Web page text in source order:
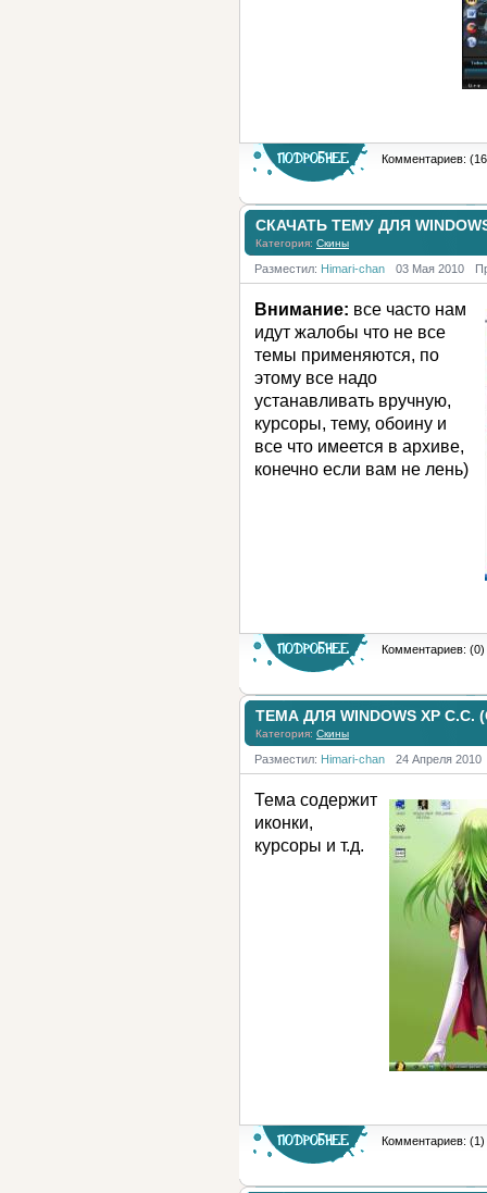
Комментариев:
СКАЧАТЬ ТЕМУ ДЛЯ
Категория: Скины
Разместил: Himari-chan 03 Мая 2010
Внимание: все часто нам
идут жалобы что не все
темы применяются, по
этому все надо
устанавливать вручную,
курсоры, тему, обоину и
все что имеется в архиве,
конечно если вам не лень)
Комментариев: (0)
ТЕМА ДЛЯ WINDOWS XP C.C.
Категория: Скины
Разместил: Himari-chan 24 Апреля 2010
Тема содержит
иконки,
курсоры и т.д.
Комментариев: (1)